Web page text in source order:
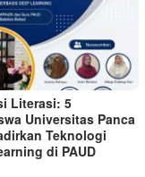
Literasi: 5
Universitas Panca
Teknologi
di PAUD